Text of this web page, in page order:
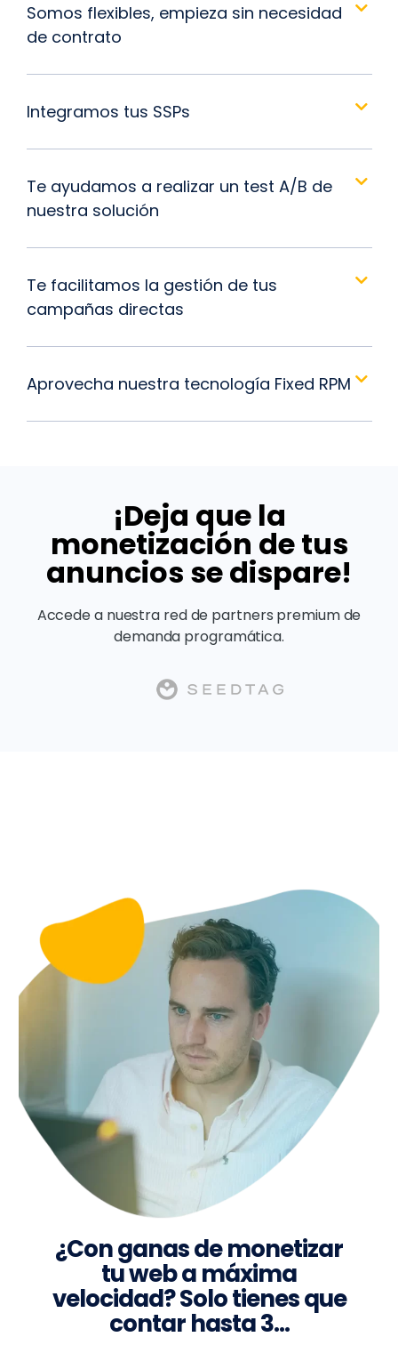
Somos flexibles, empieza sin necesidad
de contrato
Integramos tus SSPs
Te ayudamos a realizar un test A/B de
nuestra solución
Te facilitamos la gestión de tus
campañas directas
Aprovecha nuestra tecnología Fixed RPM
¡Deja que la
monetización de tus
anuncios se dispare!
Accede a nuestra red de partners premium de
demanda programática.
¿Con ganas de monetizar
tu web a máxima
velocidad? Solo tienes que
contar hasta 3…